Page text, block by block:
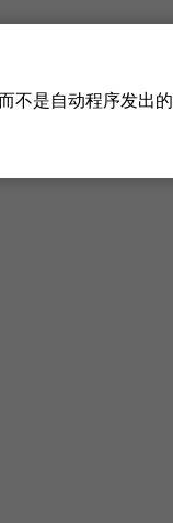
不是自动程序发出的